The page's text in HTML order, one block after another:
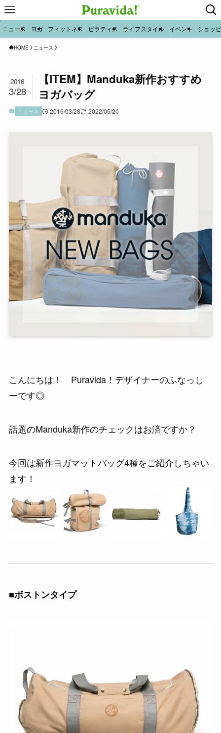
ニュース ヨガ フィットネス ピラティス ライフスタイル イベント ショッ
HOME ニュース
【ITEM】Manduka新作おすすめ
ヨガバッグ
2016
3/28
ニュース 2016/03/28 2022/05/20
こんにちは！ Puravida！デザイナーのふなっし
ーです◎
話題のManduka新作のチェックはお済ですか？
今回は新作ヨガマットバッグ4種をご紹介しちゃい
ます！
■ボストンタイプ